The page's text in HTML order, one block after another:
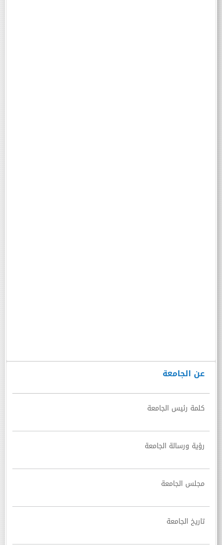
عن الجامعة
كلمة رئيس الجامعة
رؤية ورسالة الجامعة
مجلس الجامعة
تاريخ الجامعة